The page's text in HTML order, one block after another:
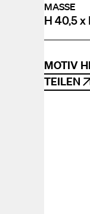
MASSE
H 40,5 x
MOTIV
TEILEN